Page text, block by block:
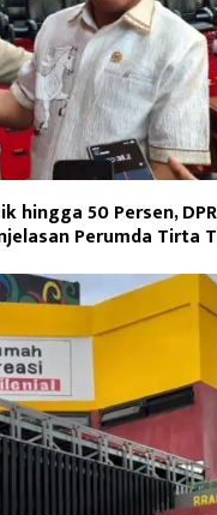
hingga 50 Persen,
Perumda Tirta